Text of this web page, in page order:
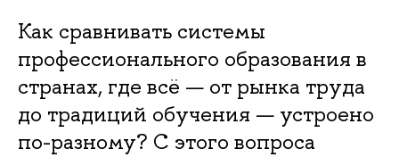
Как сравнивать системы
профессионального образования в
странах, где всё — от рынка труда
до традиций обучения — устроено
по-разному? С этого вопроса